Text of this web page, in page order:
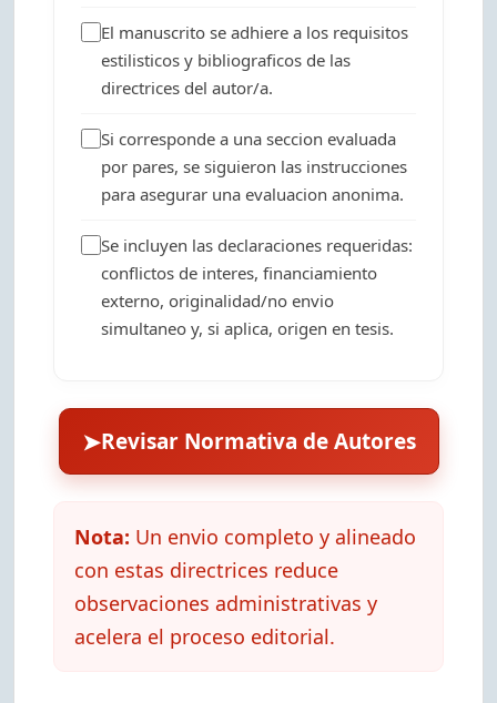
El manuscrito se adhiere a los requisitos
estilisticos y bibliograficos de las
directrices del autor/a.
Si corresponde a una seccion evaluada
por pares, se siguieron las instrucciones
para asegurar una evaluacion anonima.
Se incluyen las declaraciones requeridas:
conflictos de interes, financiamiento
externo, originalidad/no envio
simultaneo y, si aplica, origen en tesis.
➤Revisar Normativa de Autores
Nota: Un envio completo y alineado
con estas directrices reduce
observaciones administrativas y
acelera el proceso editorial.